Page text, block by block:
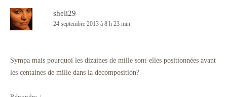
sheli29
24 septembre 2013 à 8 h 23 min
Sympa mais pourquoi les dizaines de mille sont-elles positionnées avant
les centaines de mille dans la décomposition?